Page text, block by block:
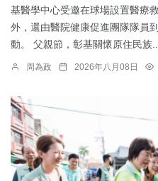
基醫學中心受邀在球場設置醫療
外，還由醫院健康促進團隊隊員
動。 父親節，彰基關懷原住民族
周為政 2026年八月08日